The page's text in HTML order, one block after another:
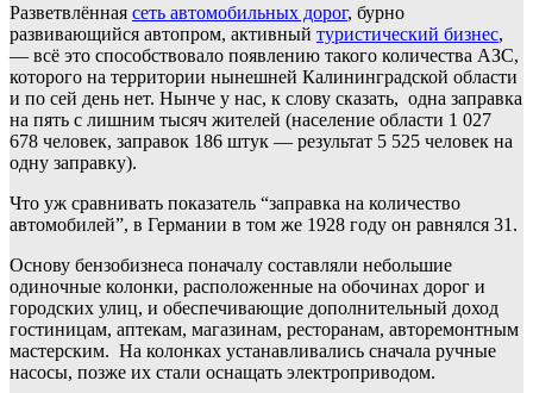
Разветвлённая сеть автомобильных дорог, бурно
развивающийся автопром, активный туристический бизнес,
— всё это способствовало появлению такого количества АЗС,
которого на территории нынешней Калининградской области
и по сей день нет. Нынче у нас, к слову сказать, одна заправка
на пять с лишним тысяч жителей (население области 1 027
678 человек, заправок 186 штук — результат 5 525 человек на
одну заправку).
Что уж сравнивать показатель “заправка на количество
автомобилей”, в Германии в том же 1928 году он равнялся 31.
Основу бензобизнеса поначалу составляли небольшие
одиночные колонки, расположенные на обочинах дорог и
городских улиц, и обеспечивающие дополнительный доход
гостиницам, аптекам, магазинам, ресторанам, авторемонтным
мастерским. На колонках устанавливались сначала ручные
насосы, позже их стали оснащать электроприводом.